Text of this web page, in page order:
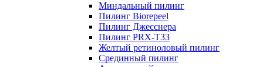
Миндальный пилинг
Пилинг Biorepeel
Пилинг Джесснера
Пилинг PRX-T33
Желтый ретиноловый пилинг
Срединный пилинг